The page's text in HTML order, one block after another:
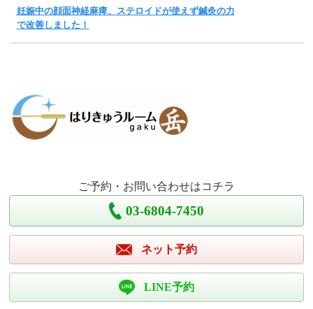
妊娠中の顔面神経麻痺、ステロイドが使えず鍼灸の力
で改善しました！
ご予約・お問い合わせはコチラ
03-6804-7450
ネット予約
LINE予約